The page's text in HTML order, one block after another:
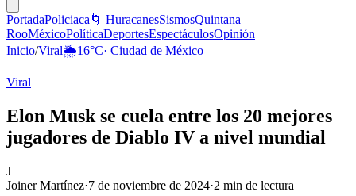
PortadaPoliciaca 🌀 HuracanesSismosQuintana
RooMéxicoPolíticaDeportesEspectáculosOpinión
Inicio/Viral🌦️16°C· Ciudad de México
Viral
Elon Musk se cuela entre los 20 mejores
jugadores de Diablo IV a nivel mundial
J
Joiner Martínez·7 de noviembre de 2024·2 min de lectura